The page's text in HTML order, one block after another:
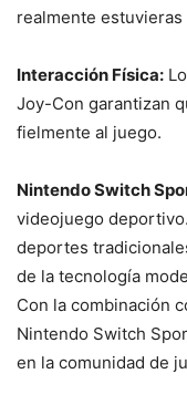
realmente estuvieras
Interacción Física:
Joy-Con garantizan
fielmente al juego.
Nintendo Switch
videojuego
deportes
de la tecnología
Con la combinación
Nintendo Switch
en la comunidad de